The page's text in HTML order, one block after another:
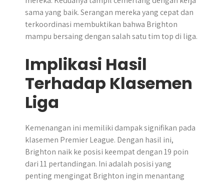
sama yang baik. Serangan mereka yang cepat dan
terkoordinasi membuktikan bahwa Brighton
mampu bersaing dengan salah satu tim top di liga.
Implikasi Hasil
Terhadap Klasemen
Liga
Kemenangan ini memiliki dampak signifikan pada
klasemen Premier League. Dengan hasil ini,
Brighton naik ke posisi keempat dengan 19 poin
dari 11 pertandingan. Ini adalah posisi yang
penting mengingat Brighton ingin menantang